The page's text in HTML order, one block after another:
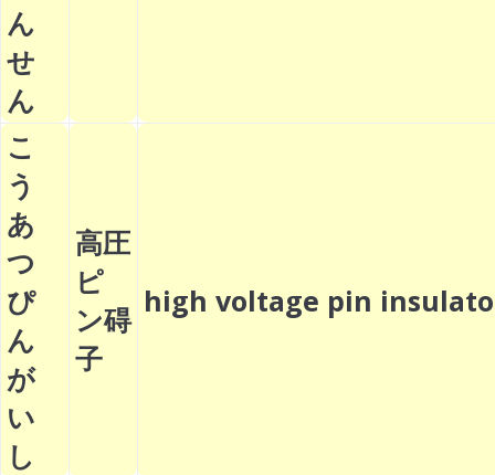
ん
せ
ん
こ
う
あ
つ
ぴ
ん
が
い
し
高圧
ピ
ン碍
子
high voltage pin